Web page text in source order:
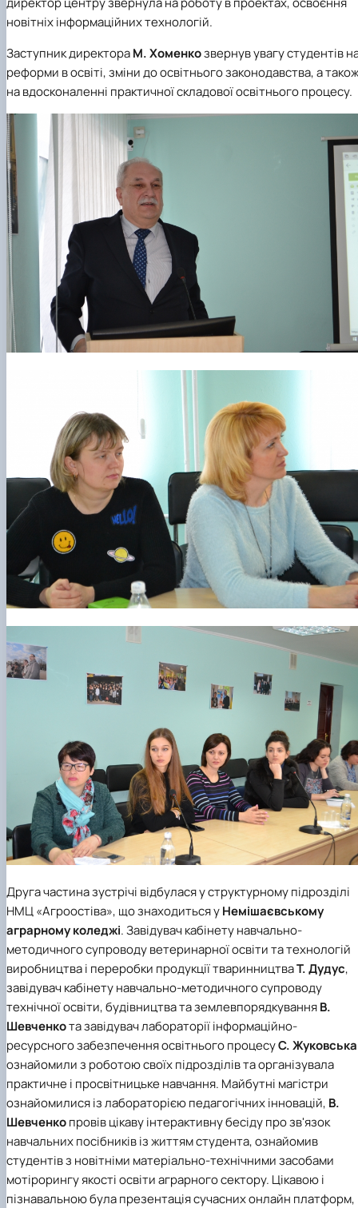
новітніх інформаційних технологій.
Заступник директораМ. Хоменкозвернув увагу студентів
реформи в освіті, зміни до освітнього законодавства, а також
на вдосконаленні практичної складової освітнього процесу.
Друга частина зустрічі відбулася у структурному підрозділі
НМЦ «Агроостіва», що знаходиться уНемішаєвському
аграрному коледжі. Завідувач кабінету навчально-
методичного супроводу ветеринарної освіти та технологій
виробництва і переробки продукції тваринництваТ. Дудус,
завідувач кабінету навчально-методичного супроводу
технічної освіти, будівництва та землевпорядкуванняВ.
Шевченкота завідувач лабораторії інформаційно-
ресурсного забезпечення освітнього процесуС. Жуковська
ознайомили з роботою своїх підрозділів та організувала
практичне і просвітницьке навчання. Майбутні магістри
ознайомилися із лабораторією педагогічних інновацій, В.
Шевченкопровів цікаву інтерактивну бесіду про зв'язок
навчальних посібників із життям студента, ознайомив
студентів з новітніми матеріально-технічними засобами
мотірорингу якості освіти аграрного сектору. Цікавою і
пізнавальною була презентація сучасних онлайн платформ,